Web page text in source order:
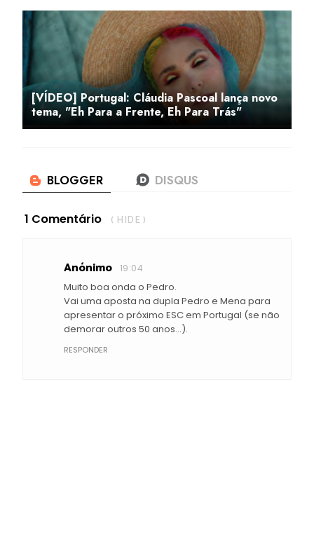
[VÍDEO] Portugal: Cláudia Pascoal lança novo
tema, "Eh Para a Frente, Eh Para Trás"
1 Comentário ( HIDE )
Anónimo 19:04
Muito boa onda o Pedro.
Vai uma aposta na dupla Pedro e Mena para
apresentar o próximo ESC em Portugal (se não
demorar outros 50 anos...).
RESPONDER